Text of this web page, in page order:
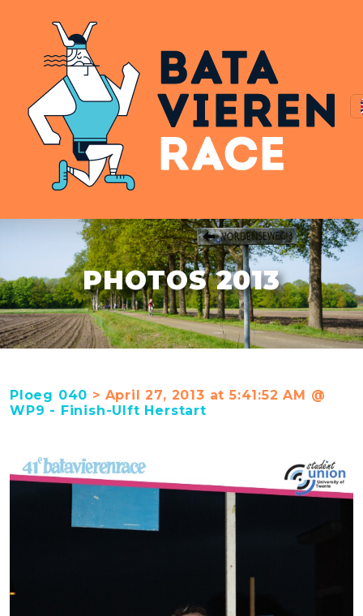
PHOTOS 2013
Ploeg 040 > April 27, 2013 at 5:41:52 AM @
WP9 - Finish-Ulft Herstart